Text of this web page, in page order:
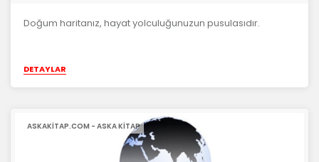
Doğum haritanız, hayat yolculuğunuzun pusulasıdır.
DETAYLAR
ASKAKITAP.COM - ASKA KITAP